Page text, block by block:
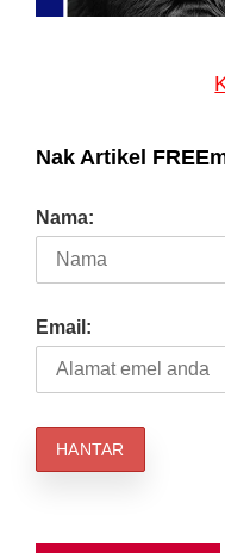
Nak Artikel
Nama:
Email: